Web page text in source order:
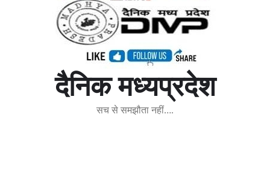
दैनिक मध्यप्रदेश
सच से समझौता नहीं….